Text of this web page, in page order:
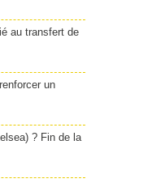
au transfert de
un
? Fin de la